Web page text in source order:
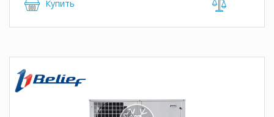
Купить